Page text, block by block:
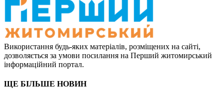
Використання будь-яких матеріалів, розміщених на сайті,
дозволяється за умови посилання на Перший житомирський
інформаційний портал.
ЩЕ БІЛЬШЕ НОВИН